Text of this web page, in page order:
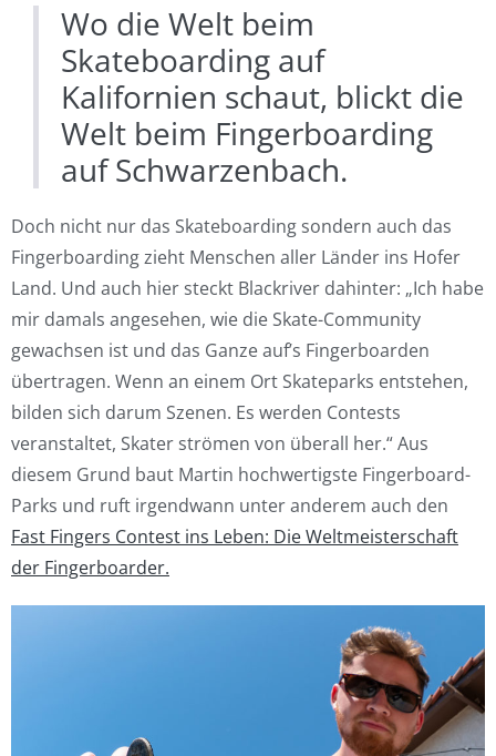
Wo die Welt beim
Skateboarding auf
Kalifornien schaut, blickt die
Welt beim Fingerboarding
auf Schwarzenbach.
Doch nicht nur das Skateboarding sondern auch das
Fingerboarding zieht Menschen aller Länder ins Hofer
Land. Und auch hier steckt Blackriver dahinter: „Ich habe
mir damals angesehen, wie die Skate-Community
gewachsen ist und das Ganze auf’s Fingerboarden
übertragen. Wenn an einem Ort Skateparks entstehen,
bilden sich darum Szenen. Es werden Contests
veranstaltet, Skater strömen von überall her.“ Aus
diesem Grund baut Martin hochwertigste Fingerboard-
Parks und ruft irgendwann unter anderem auch den
Fast Fingers Contest ins Leben: Die Weltmeisterschaft
der Fingerboarder.